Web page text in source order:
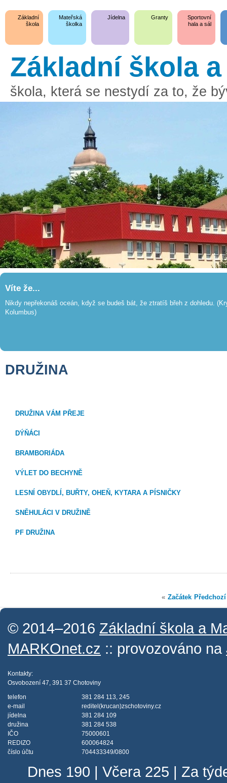
Základní
škola
Mateřská
školka
Jídelna Granty
Sportovní
hala a sál
Základní škola
škola, která se nestydí za to, že
Víte že...
Nikdy nepřekonáš oceán, když se budeš bát, že ztratíš břeh z dohledu.
Kolumbus)
DRUŽINA
DRUŽINA VÁM PŘEJE
DÝŇÁCI
BRAMBORIÁDA
VÝLET DO BECHYNĚ
LESNÍ OBYDLÍ, BUŘTY, OHEŇ, KYTARA A PÍSNIČKY
SNĚHULÁCI V DRUŽINĚ
PF DRUŽINA
« Začátek Předchozí
© 2014–2016 Základní škola a
MARKOnet.cz :: provozováno na
Kontakty:
Osvobození 47, 391 37 Chotoviny
telefon
381 284 113, 245
e-mail
reditel(krucan)zschotoviny.cz
jídelna
381 284 109
družina
381 284 538
IČO
75000601
REDIZO
600064824
číslo účtu
704433349/0800
Dnes 190 | Včera 225 | Za